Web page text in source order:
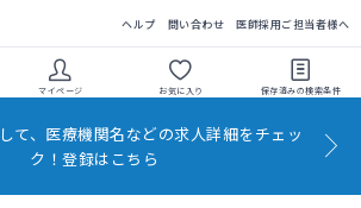
ヘルプ 問い合わせ 医師採用ご担当者様へ
マイページ お気に入り 保存済みの検索条件
て、医療機関名などの求人詳細をチェッ
ク！登録はこちら